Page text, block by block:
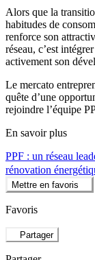
Alors que la
habitudes de
renforce son
réseau, c’est
activement son
Le mercato
quête d’une
rejoindre l’équipe
En savoir plus
PPF : un réseau
rénovation
Mettre en favoris
Favoris
Partager